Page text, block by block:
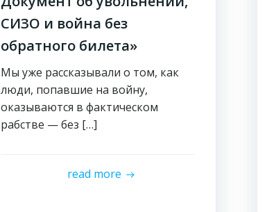
СИЗО и война без
обратного билета»
Мы уже рассказывали о том, как
люди, попавшие на войну,
оказываются в фактическом
рабстве — без […]
read more